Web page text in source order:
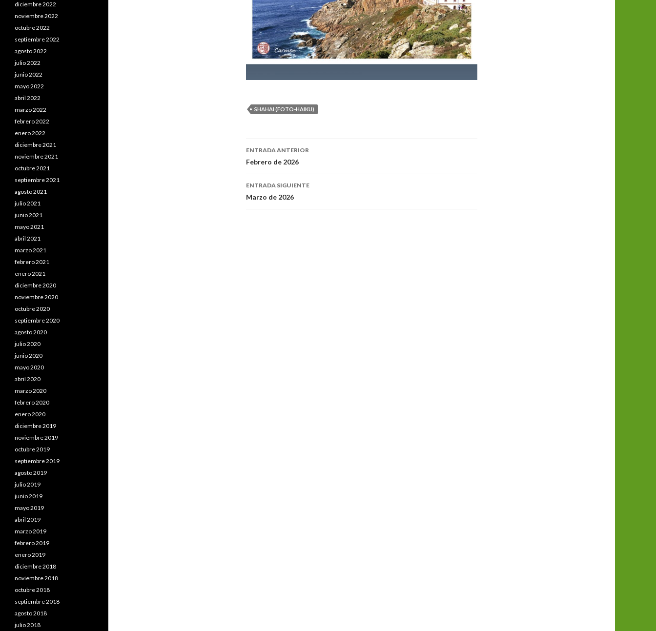
SHAHAI (FOTO-HAIKU)
Navegación
de
entradas
ENTRADA ANTERIOR
Febrero de 2026
ENTRADA SIGUIENTE
Marzo de 2026
diciembre 2022
noviembre 2022
octubre 2022
septiembre 2022
agosto 2022
julio 2022
junio 2022
mayo 2022
abril 2022
marzo 2022
febrero 2022
enero 2022
diciembre 2021
noviembre 2021
octubre 2021
septiembre 2021
agosto 2021
julio 2021
junio 2021
mayo 2021
abril 2021
marzo 2021
febrero 2021
enero 2021
diciembre 2020
noviembre 2020
octubre 2020
septiembre 2020
agosto 2020
julio 2020
junio 2020
mayo 2020
abril 2020
marzo 2020
febrero 2020
enero 2020
diciembre 2019
noviembre 2019
octubre 2019
septiembre 2019
agosto 2019
julio 2019
junio 2019
mayo 2019
abril 2019
marzo 2019
febrero 2019
enero 2019
diciembre 2018
noviembre 2018
octubre 2018
septiembre 2018
agosto 2018
julio 2018